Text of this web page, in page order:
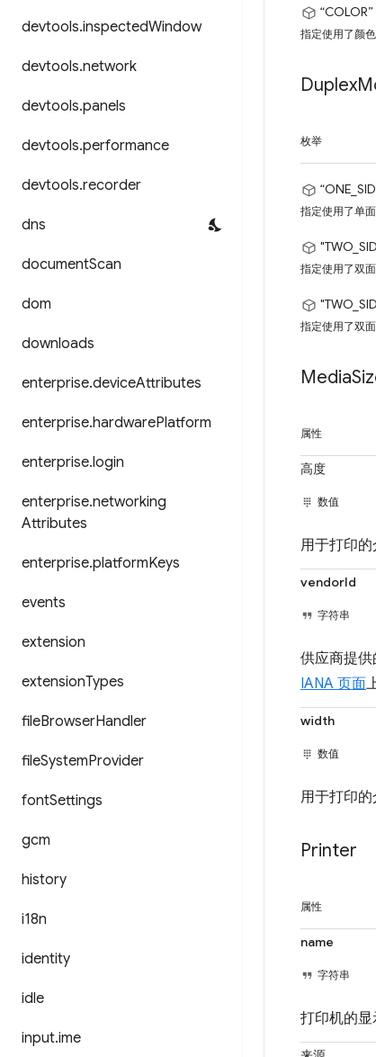
devtools.inspectedWindow
devtools.network
devtools.panels
devtools.performance
devtools.recorder
dns
documentScan
dom
downloads
enterprise.deviceAttributes
enterprise.hardwarePlatform
enterprise.login
enterprise.networking
Attributes
enterprise.platformKeys
events
extension
extensionTypes
fileBrowserHandler
fileSystemProvider
fontSettings
gcm
history
i18n
identity
idle
input.ime
“COLOR”
指定使用了颜色
Duplex
枚举
指定使用了单面
指定使用了双
指定使用了双
Media
属性
高度
数值
用于打印的
vendorId
字符串
供应商提供
IANA 页面
width
数值
用于打印的
Printer
属性
name
字符串
打印机的显